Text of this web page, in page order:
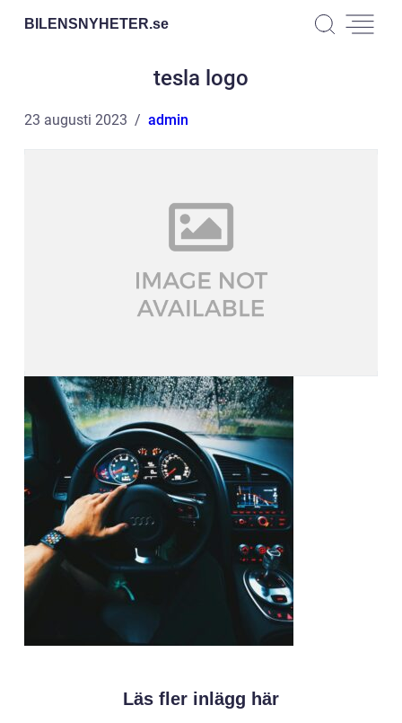
BILENSNYHETER.se
tesla logo
23 augusti 2023 admin
Läs fler inlägg här